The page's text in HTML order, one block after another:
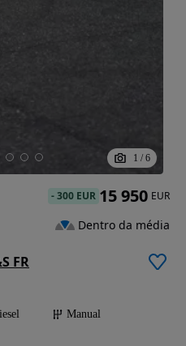
1 / 6
FR
Manual
-300 EUR 15 950 EUR
Dentro da média